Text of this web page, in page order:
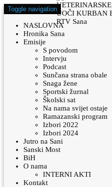
Toggle navigation
NASLOVNA
Hronika Sana
Emisije
S povodom
Intervju
Podcast
Sunčana strana obale
Snaga žene
Sportski žurnal
Školski sat
Na nama svijet ostaje
Ramazanski program
Izbori 2022
Izbori 2024
Jutro na Sani
Sanski Most
BiH
O nama
INTERNI AKTI
Kontakt